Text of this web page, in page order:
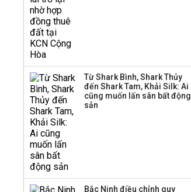
Sacombank phát hành
ba đợt trái phiếu thu về
Từ Shark Bình, Shark Thủy
đến Shark Tam, Khải Silk: Ai
cũng muốn lấn sân bất động
sản
Bắc Ninh điều chỉnh quy